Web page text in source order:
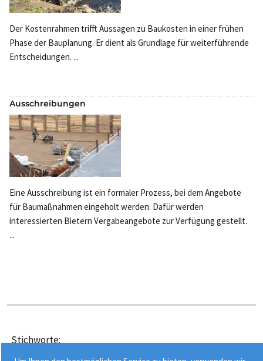
Der Kostenrahmen trifft Aussagen zu Baukosten in einer frühen
Phase der Bauplanung. Er dient als Grundlage für weiterführende
Entscheidungen. ...
Ausschreibungen
Eine Ausschreibung ist ein formaler Prozess, bei dem Angebote
für Baumaßnahmen eingeholt werden. Dafür werden
interessierten Bietern Vergabeangebote zur Verfügung gestellt.
...
Stichworte:
Baunebenkosten • Baunormenlexikon •